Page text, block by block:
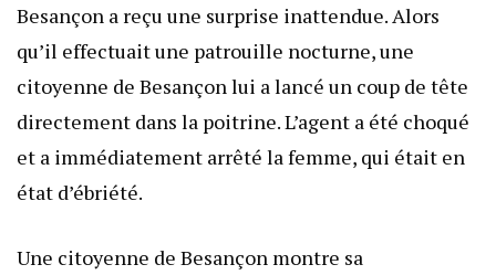
Besançon a reçu une surprise inattendue. Alors
qu’il effectuait une patrouille nocturne, une
citoyenne de Besançon lui a lancé un coup de tête
directement dans la poitrine. L’agent a été choqué
et a immédiatement arrêté la femme, qui était en
état d’ébriété.
Une citoyenne de Besançon montre sa